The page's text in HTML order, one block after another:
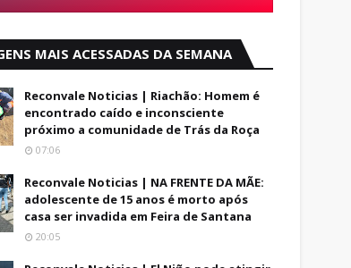
MAIS ACESSADAS DA SEMANA
Reconvale Noticias | Riachão: Homem é
encontrado caído e inconsciente
próximo a comunidade de Trás da Roça
07:06
Reconvale Noticias | NA FRENTE DA MÃE:
adolescente de 15 anos é morto após
casa ser invadida em Feira de Santana
20:05